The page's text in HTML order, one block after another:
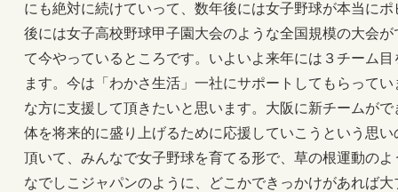
にも絶対に続けていって、数年後には女子野球が本当に
後には女子高校野球甲子園大会のような全国規模の大会
て今やっているところです。いよいよ来年には３チーム
ます。今は「わかさ生活」一社にサポートしてもらって
な方に支援して頂きたいと思います。大阪に新チームが
体を将来的に盛り上げるために応援していこうという思
頂いて、みんなで女子野球を育てる形で、草の根運動の
なでしこジャパンのように、どこかできっかけがあれば